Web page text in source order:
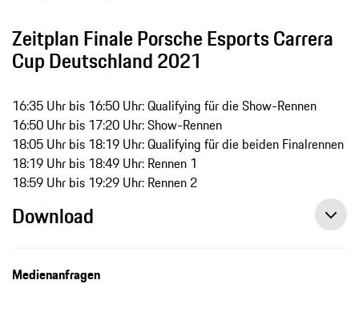
Zeitplan Finale Porsche Esports Carrera
Cup Deutschland 2021
16:35 Uhr bis 16:50 Uhr: Qualifying für die Show-Rennen
16:50 Uhr bis 17:20 Uhr: Show-Rennen
18:05 Uhr bis 18:19 Uhr: Qualifying für die beiden Finalrennen
18:19 Uhr bis 18:49 Uhr: Rennen 1
18:59 Uhr bis 19:29 Uhr: Rennen 2
Download
Medienanfragen